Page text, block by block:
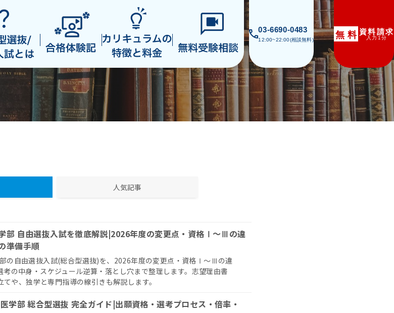
03-6690-0483
12:00~22:00(相談無料) 無 料 資料請求
入力1分
人気記事
部 自由選抜入試を徹底解説|2026年度の変更点・資格Ⅰ〜Ⅲの違
準備手順
の自由選抜入試(総合型選抜)を、2026年度の変更点・資格Ⅰ〜Ⅲの違
考の中身・スケジュール逆算・落とし穴まで整理します。志望理由書
や、独学と専門指導の線引きも解説します。
学部 総合型選抜 完全ガイド|出願資格・選考プロセス・倍率・